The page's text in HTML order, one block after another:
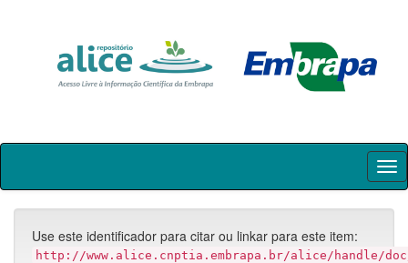
Skip
Use este identificador para citar ou linkar para este item:
http://www.alice.cnptia.embrapa.br/alice/handle/